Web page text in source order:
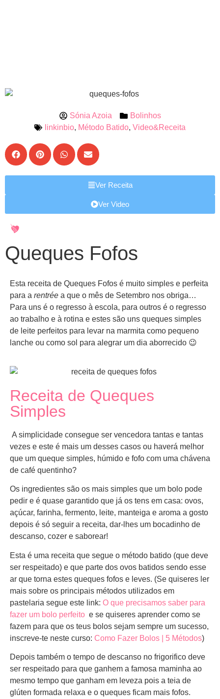
Sónia Azoia
Bolinhos
linkinbio, Método Batido, Video&Receita
Ver Receita
Ver Video
Queques Fofos
Esta receita de Queques Fofos é muito simples e perfeita
para a rentrée a que o mês de Setembro nos obriga…
Para uns é o regresso à escola, para outros é o regresso
ao trabalho e à rotina e estes são uns queques simples
de leite perfeitos para levar na marmita como pequeno
lanche ou como sol para alegrar um dia aborrecido 😉
Receita de Queques
Simples
A simplicidade consegue ser vencedora tantas e tantas
vezes e este é mais um desses casos ou haverá melhor
que um queque simples, húmido e fofo com uma chávena
de café quentinho?
Os ingredientes são os mais simples que um bolo pode
pedir e é quase garantido que já os tens em casa: ovos,
açúcar, farinha, fermento, leite, manteiga e aroma a gosto
depois é só seguir a receita, dar-lhes um bocadinho de
descanso, cozer e saborear!
Esta é uma receita que segue o método batido (que deve
ser respeitado) e que parte dos ovos batidos sendo esse
ar que torna estes queques fofos e leves. (Se quiseres ler
mais sobre os principais métodos utilizados em
pastelaria segue este link: O que precisamos saber para
fazer um bolo perfeito e se quiseres aprender como se
fazem para que os teus bolos sejam sempre um sucesso,
inscreve-te neste curso: Como Fazer Bolos | 5 Métodos)
Depois também o tempo de descanso no frigorifico deve
ser respeitado para que ganhem a famosa maminha ao
mesmo tempo que ganham em leveza pois a teia de
glúten formada relaxa e o queques ficam mais fofos.